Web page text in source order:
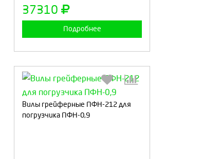
37310
Подробнее
Продолжить
Вилы грейферные ПФН-212 для
погрузчика ПФН-0,9
Выберите количество: